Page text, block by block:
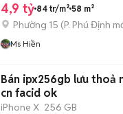
4,9 tỷ 84 tr/m² 58 m²
Phường 15 (P. Phú Định
Ms Hiền
Bán ipx256gb lưu thoả
cn facid ok
iPhone X 256 GB